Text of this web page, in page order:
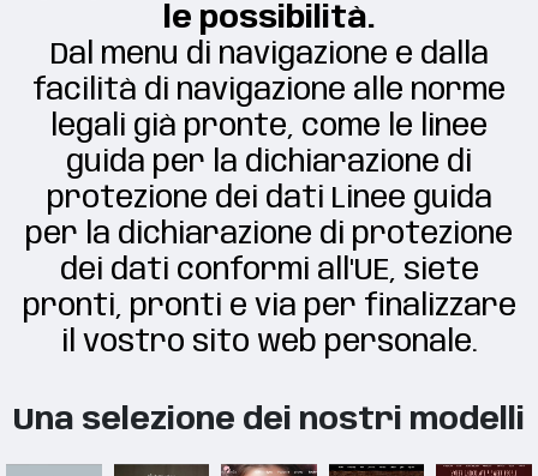
le possibilità.
Dal menu di navigazione e dalla
facilità di navigazione alle norme
legali già pronte, come le linee
guida per la dichiarazione di
protezione dei dati Linee guida
per la dichiarazione di protezione
dei dati conformi all'UE, siete
pronti, pronti e via per finalizzare
il vostro sito web personale.
Una selezione dei nostri modelli